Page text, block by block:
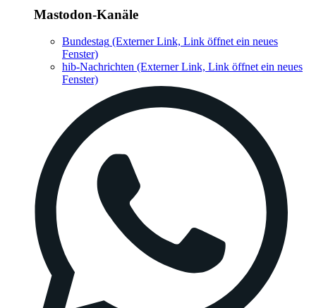
Mastodon-Kanäle
Bundestag (Externer Link, Link öffnet ein neues
Fenster)
hib-Nachrichten (Externer Link, Link öffnet ein neues
Fenster)